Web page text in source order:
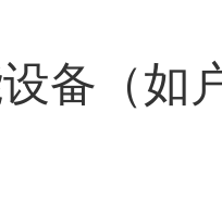
备（如